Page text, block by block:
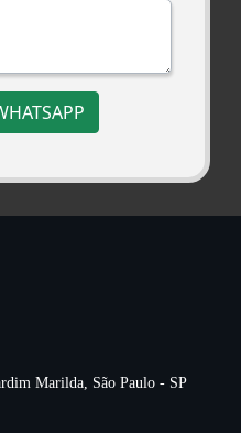
Marilda, São Paulo - SP